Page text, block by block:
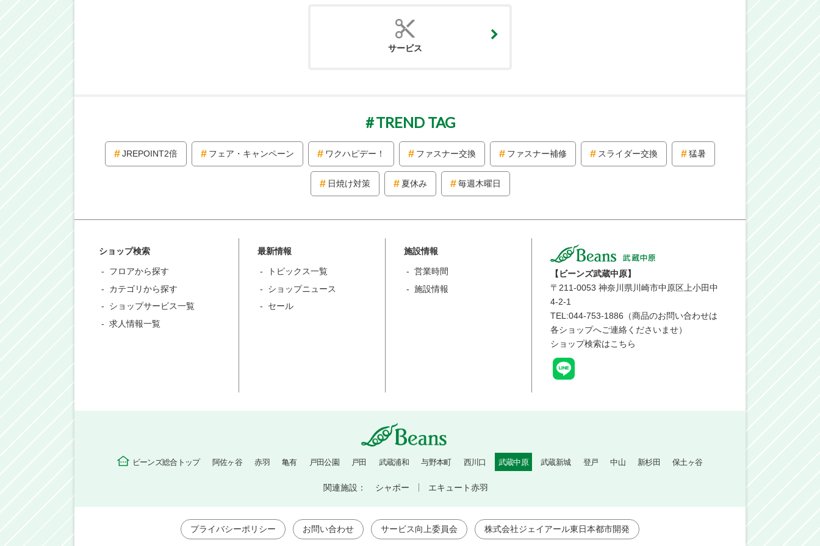
サービス
TREND TAG
JREPOINT2倍 フェア・キャンペーン ワクハピデー！ ファスナー交換 ファスナー補修 スライダー交換 猛暑
日焼け対策 夏休み 毎週木曜日
ショップ検索
フロアから探す
カテゴリから探す
ショップサービス一覧
求人情報一覧
最新情報
トピックス一覧
ショップニュース
セール
施設情報
営業時間
施設情報
【ビーンズ武蔵中原】
〒 211-0053 神奈川県川崎市中原区上小田中
4-2-1
TEL:044-753-1886（商品のお問い合わせは
各ショップへご連絡くださいませ）
ショップ検索はこちら
ビーンズ総合トップ 阿佐ヶ谷 赤羽 亀有 戸田公園 戸田 武蔵浦和 与野本町 西川口 武蔵中原 武蔵新城 登戸 中山 新杉田 保土ヶ谷
関連施設： シャポー エキュート赤羽
プライバシーポリシー お問い合わせ サービス向上委員会 株式会社ジェイアール東日本都市開発